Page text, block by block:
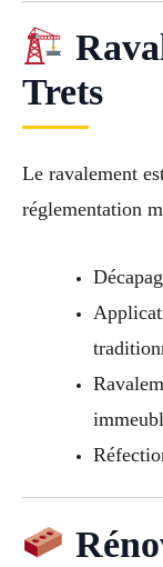
Trets
Le ravalement
réglementation